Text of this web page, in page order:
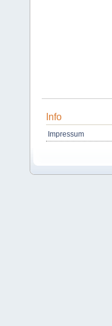
Info
Impressum